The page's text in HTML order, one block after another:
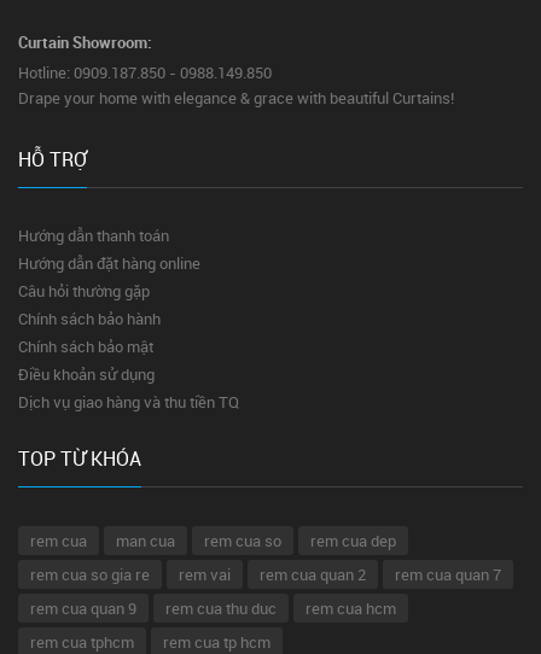
Curtain Showroom:
Hotline: 0909.187.850 - 0988.149.850
Drape your home with elegance & grace with beautiful Curtains!
HỖ TRỢ
Hướng dẫn thanh toán
Hướng dẫn đặt hàng online
Câu hỏi thường gặp
Chính sách bảo hành
Chính sách bảo mật
Điều khoản sử dụng
Dịch vụ giao hàng và thu tiền TQ
TOP TỪ KHÓA
rem cua man cua rem cua so
rem cua dep
rem cua so gia re
rem vai rem cua quan 2
rem cua quan 7
rem cua quan 9
rem cua thu duc
rem cua hcm
rem cua tphcm
rem cua tp hcm